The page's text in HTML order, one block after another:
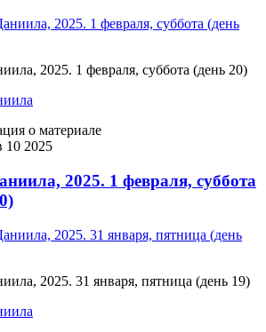
2025. 1 февраля, суббота (день 20)
о материале
10 2025
2025. 1 февраля, суббота
2025. 31 января, пятница (день 19)